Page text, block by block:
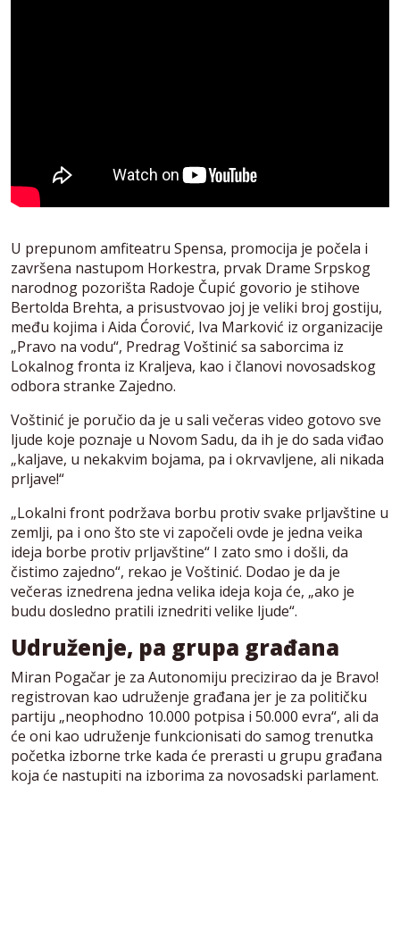
U prepunom amfiteatru Spensa, promocija je počela i
završena nastupom Horkestra, prvak Drame Srpskog
narodnog pozorišta Radoje Čupić govorio je stihove
Bertolda Brehta, a prisustvovao joj je veliki broj gostiju,
među kojima i Aida Ćorović, Iva Marković iz organizacije
„Pravo na vodu“, Predrag Voštinić sa saborcima iz
Lokalnog fronta iz Kraljeva, kao i članovi novosadskog
odbora stranke Zajedno.
Voštinić je poručio da je u sali večeras video gotovo sve
ljude koje poznaje u Novom Sadu, da ih je do sada viđao
„kaljave, u nekakvim bojama, pa i okrvavljene, ali nikada
prljave!“
„Lokalni front podržava borbu protiv svake prljavštine u
zemlji, pa i ono što ste vi započeli ovde je jedna veika
ideja borbe protiv prljavštine“ I zato smo i došli, da
čistimo zajedno“, rekao je Voštinić. Dodao je da je
večeras iznedrena jedna velika ideja koja će, „ako je
budu dosledno pratili iznedriti velike ljude“.
Udruženje, pa grupa građana
Miran Pogačar je za Autonomiju precizirao da je Bravo!
registrovan kao udruženje građana jer je za političku
partiju „neophodno 10.000 potpisa i 50.000 evra“, ali da
će oni kao udruženje funkcionisati do samog trenutka
početka izborne trke kada će prerasti u grupu građana
koja će nastupiti na izborima za novosadski parlament.